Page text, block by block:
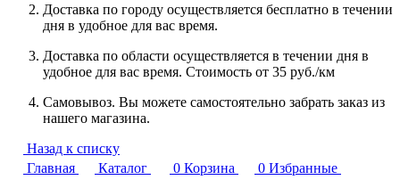
Доставка по городу осуществляется бесплатно в течении
дня в удобное для вас время.
Доставка по области осуществляется в течении дня в
удобное для вас время. Стоимость от 35 руб./км
Самовывоз. Вы можете самостоятельно забрать заказ из
нашего магазина.
Назад к списку
Главная
Каталог 0 Корзина 0 Избранные